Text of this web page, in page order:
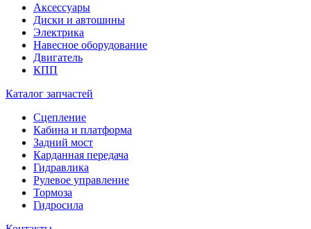
Аксессуары
Диски и автошины
Электрика
Навесное оборудование
Двигатель
КПП
Каталог запчастей
Сцепление
Кабина и платформа
Задний мост
Карданная передача
Гидравлика
Рулевое управление
Тормоза
Гидросила